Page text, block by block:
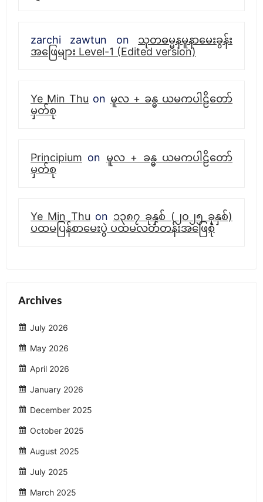
zarchi zawtun on သုတဓမ္မနမူနာမေးခွန်း
အဖြေများ Level-1 (Edited version)
Ye Min Thu on မူလ + ခန္ဓ ယမကပါဠိတော်
မှတ်စု
Principium on မူလ + ခန္ဓ ယမကပါဠိတော်
မှတ်စု
Ye Min Thu on ၁၃၈၇ ခုနှစ် (၂၀၂၅ ခုနှစ်)
ပထမပြန်စာမေးပွဲ ပထမလတ်တန်းအဖြေစုံ
Archives
July 2026
May 2026
April 2026
January 2026
December 2025
October 2025
August 2025
July 2025
March 2025